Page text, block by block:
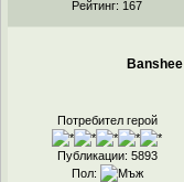
Рейтинг: 167
Banshee
Потребител герой
Публикации: 5893
Пол: